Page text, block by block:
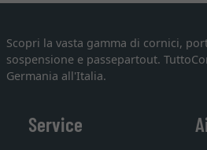
Scopri la vasta gamma di cornici,
sospensione e passepartout.
Germania all'Italia.
Service